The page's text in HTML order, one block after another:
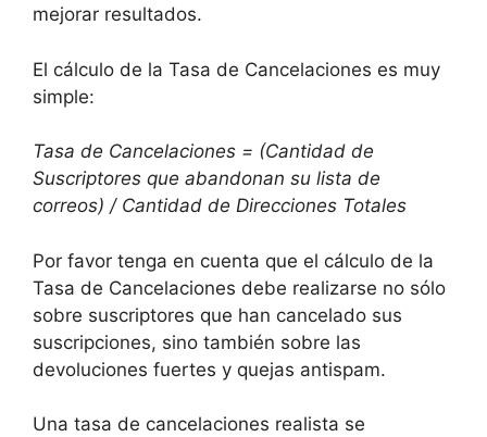
mejorar resultados.
El cálculo de la Tasa de Cancelaciones es muy
simple:
Tasa de Cancelaciones = (Cantidad de
Suscriptores que abandonan su lista de
correos) / Cantidad de Direcciones Totales
Por favor tenga en cuenta que el cálculo de la
Tasa de Cancelaciones debe realizarse no sólo
sobre suscriptores que han cancelado sus
suscripciones, sino también sobre las
devoluciones fuertes y quejas antispam.
Una tasa de cancelaciones realista se